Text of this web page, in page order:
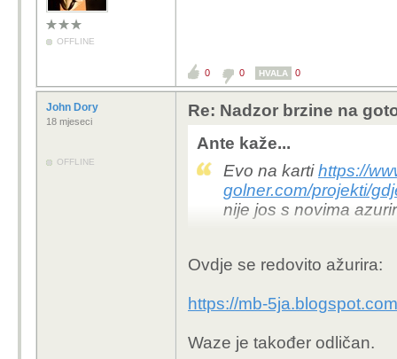
OFFLINE
0 0 HVALA 0
John Dory
18 mjeseci
OFFLINE
Re: Nadzor brzine na
Ante kaže...
Evo na kartihttps://
golner.com/projekti/
nije jos s novima
Ovdje se redovito ažurira:
https://mb-
Waze je također odličan.